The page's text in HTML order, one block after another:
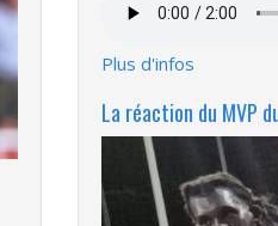
audio
Plus d'infos
La réaction du MVP